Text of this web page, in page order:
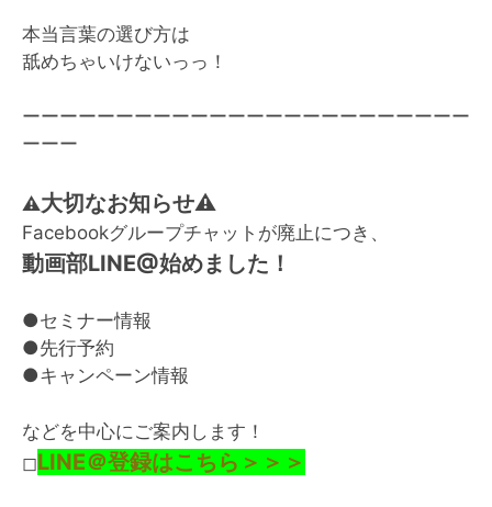
本当言葉の選び方は
舐めちゃいけないっっ！
ーーーーーーーーーーーーーーーーーーーーーーーー
ーーー
⚠️大切なお知らせ⚠️
Facebookグループチャットが廃止につき、
動画部LINE@始めました！
●セミナー情報
●先行予約
●キャンペーン情報
などを中心にご案内します！
◻︎LINE＠登録はこちら＞＞＞